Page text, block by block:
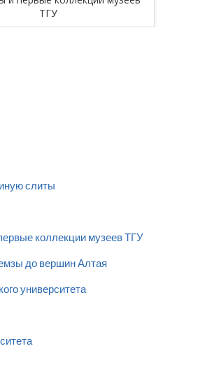
ТГУ
слиты
коллекции музеев ТГУ
до вершин Алтая
университета